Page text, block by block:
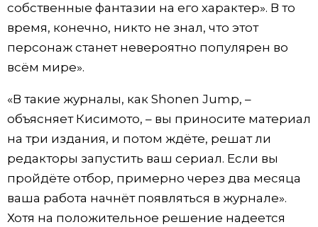
собственные фантазии на его характер». В то
время, конечно, никто не знал, что этот
персонаж станет невероятно популярен во
всём мире».
«В такие журналы, как Shonen Jump, –
объясняет Кисимото, – вы приносите материал
на три издания, и потом ждёте, решат ли
редакторы запустить ваш сериал. Если вы
пройдёте отбор, примерно через два месяца
ваша работа начнёт появляться в журнале».
Хотя на положительное решение надеется